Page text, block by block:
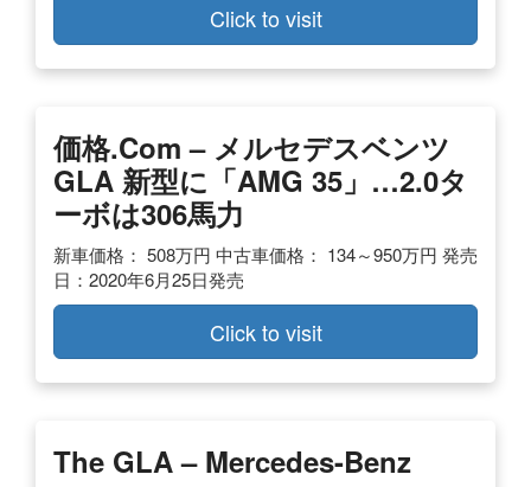
Click to visit
価格.com – メルセデスベンツ
GLA 新型に「AMG 35」…2.0タ
ーボは306馬力
新車価格： 508万円 中古車価格： 134～950万円 発売
日：2020年6月25日発売
Click to visit
The GLA – Mercedes-Benz